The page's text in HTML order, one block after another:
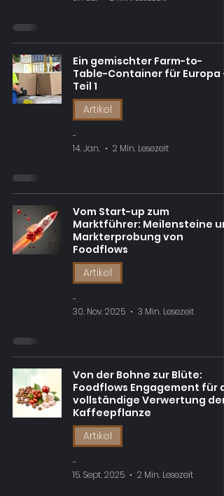
Ein gemischter Farm-to-
Table-Container für Europa –
Teil 1
Artikel
-
14. Jan.
2 Min. Lesezeit
Vom Start-up zum
Marktführer: Meilensteine
Markterprobung von
Foodflows
Artikel
-
30. Nov. 2025
3 Min. Lesezeit
Von der Bohne zur Blüte:
Foodflows Engagement für
vollständige Verwertung der
Kaffeepflanze
Artikel
-
15. Sept. 2025
2 Min. Lesezeit